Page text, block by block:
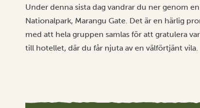
Under denna sista dag vandrar du ner genom
Nationalpark, Marangu Gate. Det är en härlig
med att hela gruppen samlas för att gratulera
till hotellet, där du får njuta av en välförtjänt vila.